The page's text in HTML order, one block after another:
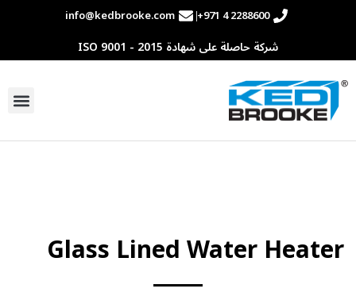
+971 4 2288600
info@kedbrooke.com
شركة حاصلة على شهادة ISO 9001 - 2015
Glass Lined Water Heater